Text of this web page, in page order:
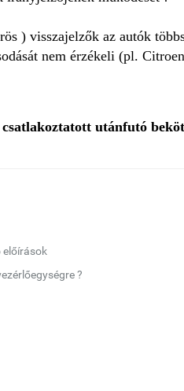
) visszajelzők az autók
nem érzékeli (pl.
utánfutó
előírások
?